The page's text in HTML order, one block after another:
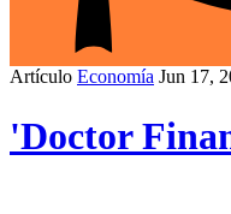
Artículo Economía Jun 17,
'Doctor